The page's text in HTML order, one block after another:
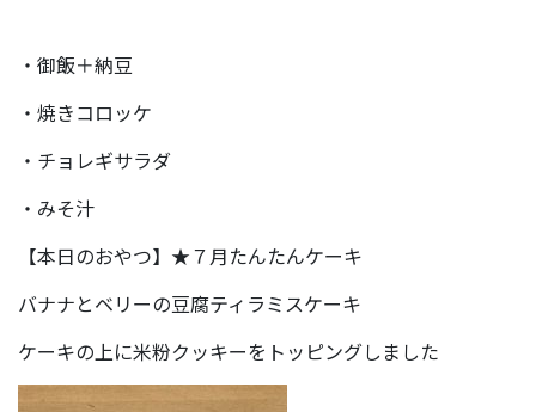
・御飯＋納豆
・焼きコロッケ
・チョレギサラダ
・みそ汁
【本日のおやつ】★７月たんたんケーキ
バナナとベリーの豆腐ティラミスケーキ
ケーキの上に米粉クッキーをトッピングしました